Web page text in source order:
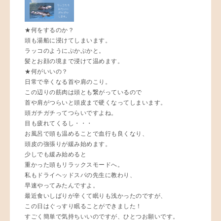
★何をするのか？
頭も湯船に浸けてしまいます。
ラッコのようにぷかぷかと。
髪とお顔の境まで浸けて温めます。
★何がいいの？
日常で辛くなる首や肩のこり。
この辺りの筋肉は頭とも繋がっているので
首や肩がつらいと頭皮まで硬くなってしまいます。
頭ガチガチってつらいですよね。
目も疲れてくるし・・・
お風呂で頭も温めることで血行も良くなり、
頭皮の強張りが緩み始めます。
少しでも緩み始めると
重かった頭もリラックスモードへ。
私もドライヘッドスパの先生に教わり、
早速やってみたんですよ。
最近食いしばりが辛くて眠りも浅かったのですが、
この日はぐっすり眠ることができました！
すごく簡単で気持ちいいのですが、ひとつお願いです。